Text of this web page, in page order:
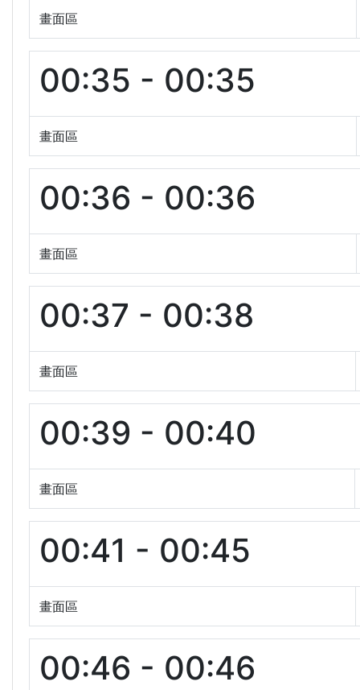
畫面區
00:35 - 00:35
畫面區
00:36 - 00:36
畫面區
00:37 - 00:38
畫面區
00:39 - 00:40
畫面區
00:41 - 00:45
畫面區
00:46 - 00:46